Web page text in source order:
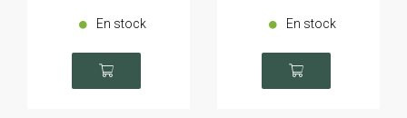
En stock En stock